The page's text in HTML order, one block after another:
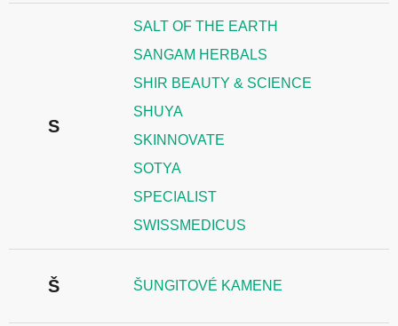
S
SALT OF THE EARTH
SANGAM HERBALS
SHIR BEAUTY & SCIENCE
SHUYA
SKINNOVATE
SOTYA
SPECIALIST
SWISSMEDICUS
Š ŠUNGITOVÉ KAMENE